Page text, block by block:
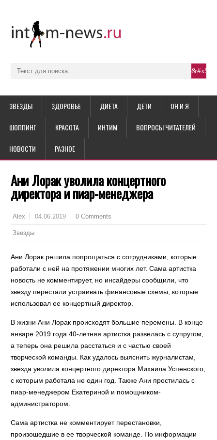
ЗВЕЗДЫ ЗДОРОВЬЕ ДИЕТА ДЕТИ ОН И Я
ШОППИНГ КРАСОТА ИНТИМ ВОПРОСЫ ЧИТАТЕЛЕЙ
НОВОСТИ РАЗНОЕ
Ани Лорак уволила концертного
директора и пиар-менеджера
Alex 04.06.2019 0 Comments
Звезды
Ани Лорак решила попрощаться с сотрудниками, которые
работали с ней на протяжении многих лет. Сама артистка
новость не комментирует, но инсайдеры сообщили, что
звезду перестали устраивать финансовые схемы, которые
использовал ее концертный директор.
В жизни Ани Лорак происходят большие перемены. В конце
январе 2019 года 40-летняя артистка развелась с супругом,
а теперь она решила расстаться и с частью своей
творческой команды. Как удалось выяснить журналистам,
звезда уволила концертного директора Михаила Успенского,
с которым работала не один год. Также Ани простилась с
пиар-менеджером Екатериной и помощником-
администратором.
Сама артистка не комментирует перестановки,
произошедшие в ее творческой команде. По информации